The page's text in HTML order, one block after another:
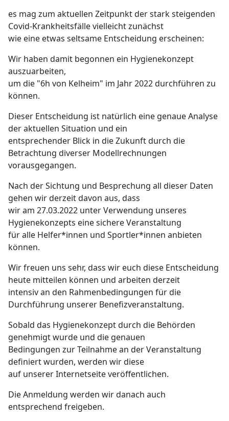
es mag zum aktuellen Zeitpunkt der stark steigenden
Covid-Krankheitsfälle vielleicht zunächst
wie eine etwas seltsame Entscheidung erscheinen:
Wir haben damit begonnen ein Hygienekonzept
auszuarbeiten,
um die "6h von Kelheim" im Jahr 2022 durchführen zu
können.
Dieser Entscheidung ist natürlich eine genaue Analyse
der aktuellen Situation und ein
entsprechender Blick in die Zukunft durch die
Betrachtung diverser Modellrechnungen
vorausgegangen.
Nach der Sichtung und Besprechung all dieser Daten
gehen wir derzeit davon aus, dass
wir am 27.03.2022 unter Verwendung unseres
Hygienekonzepts eine sichere Veranstaltung
für alle Helfer*innen und Sportler*innen anbieten
können.
Wir freuen uns sehr, dass wir euch diese Entscheidung
heute mitteilen können und arbeiten derzeit
intensiv an den Rahmenbedingungen für die
Durchführung unserer Benefizveranstaltung.
Sobald das Hygienekonzept durch die Behörden
genehmigt wurde und die genauen
Bedingungen zur Teilnahme an der Veranstaltung
definiert wurden, werden wir diese
auf unserer Internetseite veröffentlichen.
Die Anmeldung werden wir danach auch
entsprechend freigeben.